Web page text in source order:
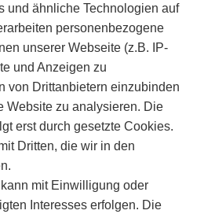
und ähnliche Technologien auf
personenbezogene
unserer Webseite (z.B. IP-
und Anzeigen zu
von Drittanbietern einzubinden
Website zu analysieren. Die
erst durch gesetzte Cookies.
Dritten, die wir in den
mit Einwilligung oder
Interesses erfolgen. Die